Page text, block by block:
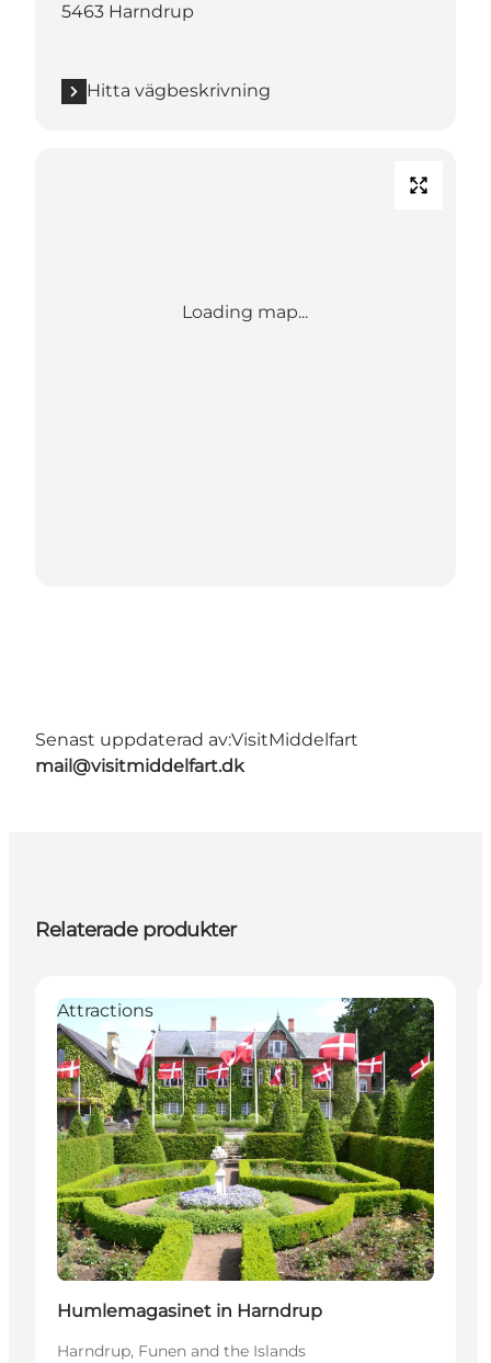
5463 Harndrup
Hitta vägbeskrivning
Loading map...
Senast uppdaterad av:VisitMiddelfart
mail@visitmiddelfart.dk
Relaterade produkter
Attractions
Humlemagasinet in Harndrup
Harndrup, Funen and the Islands